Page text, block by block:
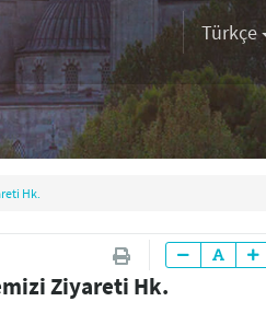
Türkçe
Hk.
Ziyareti Hk.